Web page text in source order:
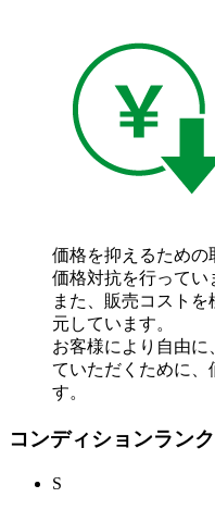
価格を抑えるための
価格対抗を行ってい
また、販売コスト
元しています。
お客様により自由に
ていただくために、
す。
コンディションランク
S